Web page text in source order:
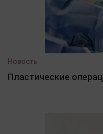
Новость
Пластические